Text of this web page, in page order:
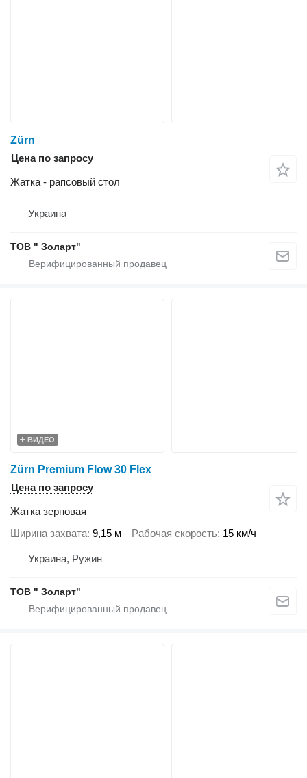
Zürn
Цена по запросу
Жатка - рапсовый стол
Украина
ТОВ " Золарт"
ВИДЕО
Zürn Premium Flow 30 Flex
Цена по запросу
Жатка зерновая
Ширина захвата 9,15 м Рабочая скорость 15 км/ч
Украина, Ружин
ТОВ " Золарт"